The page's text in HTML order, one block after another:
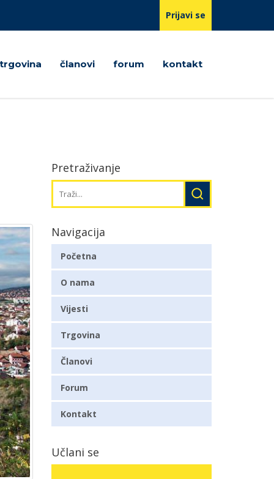
Prijavi se
trgovina članovi forum kontakt
Pretraživanje
Navigacija
Početna
O nama
Vijesti
Trgovina
Članovi
Forum
Kontakt
Učlani se